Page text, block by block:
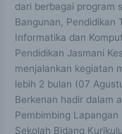
dari berbagai program
Bangunan, Pendidikan
Informatika dan
Pendidikan Jasmani
menjalankan kegiatan
lebih 2 bulan (07
Berkenan hadir dalam
Pembimbing Lapangan
Sekolah Bidang